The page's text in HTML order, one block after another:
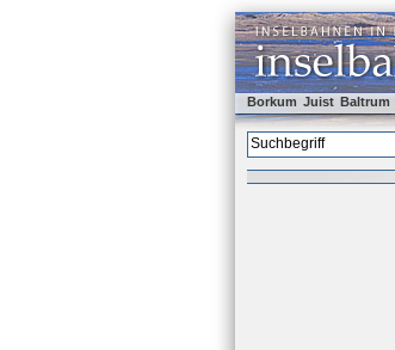
Borkum Juist Baltrum